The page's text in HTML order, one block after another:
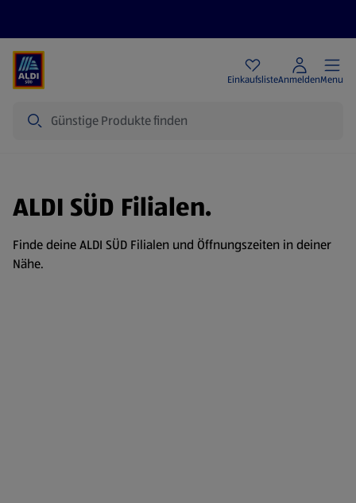
EinkaufslisteAnmeldenMenu
ALDI SÜD Filialen.
Finde deine ALDI SÜD Filialen und Öffnungszeiten in deiner
Nähe.